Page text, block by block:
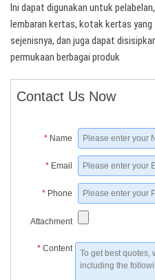
Ini dapat digunakan untuk
lembaran kertas, kotak kertas
sejenisnya, dan juga dapat
permukaan berbagai produk
Contact Us Now
* Name
* Email
* Phone
Attachment
* Content